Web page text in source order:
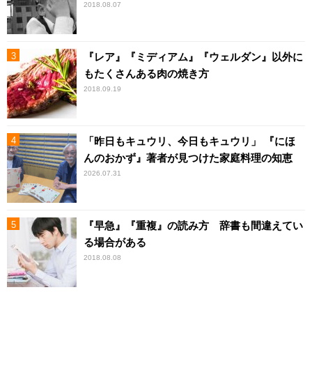
2018.08.07
『レア』『ミディアム』『ウェルダン』以外に
もたくさんある肉の焼き方
2018.09.19
「昨日もキュウリ、今日もキュウリ」 『にほ
んのおかず』著者が見つけた家庭料理の知恵
2026.07.31
『早急』『重複』の読み方 辞書も間違えてい
る場合がある
2018.08.08